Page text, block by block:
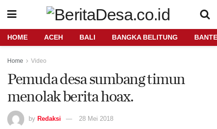
HOME ACEH BALI BANGKA BELITUNG
Home Video
Pemuda desa sumbang timun
menolak berita hoax.
by Redaksi 28 Mei 2018